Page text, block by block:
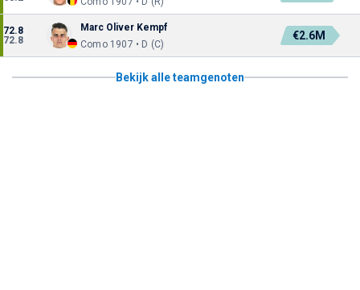
72.8
72.8
Marc Oliver Kempf
Como 1907 • D (C)
€2.6M
Bekijk alle teamgenoten